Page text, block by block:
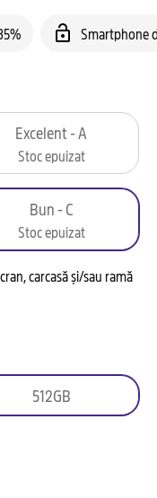
Smartphone
Excelent - A
Stoc epuizat
Bun - C
Stoc epuizat
carcasă și/sau ramă
512GB